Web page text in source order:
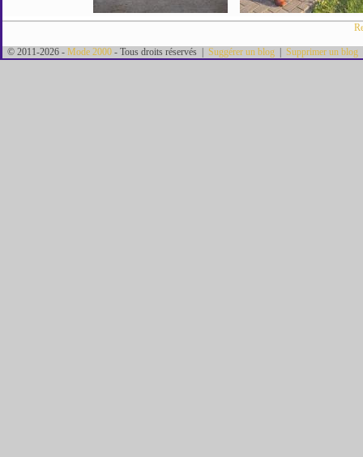
© 2011-2026 - Mode 2000 - Tous droits réservés | Suggérer un blog Supprimer un blog